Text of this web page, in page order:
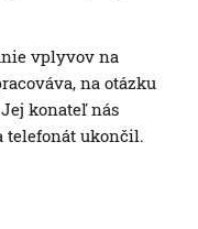
vplyvov na
na otázku
konateľ nás
telefonát ukončil.